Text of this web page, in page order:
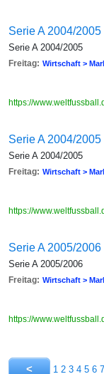
Serie A 2004/2005
Serie A 2004/2005
Freitag: Wirtschaft >
https://
Serie A 2004/2005
Serie A 2004/2005
Freitag: Wirtschaft >
https://
Serie A 2005/2006
Serie A 2005/2006
Freitag: Wirtschaft >
https://
1 2 3 4 5 6 7